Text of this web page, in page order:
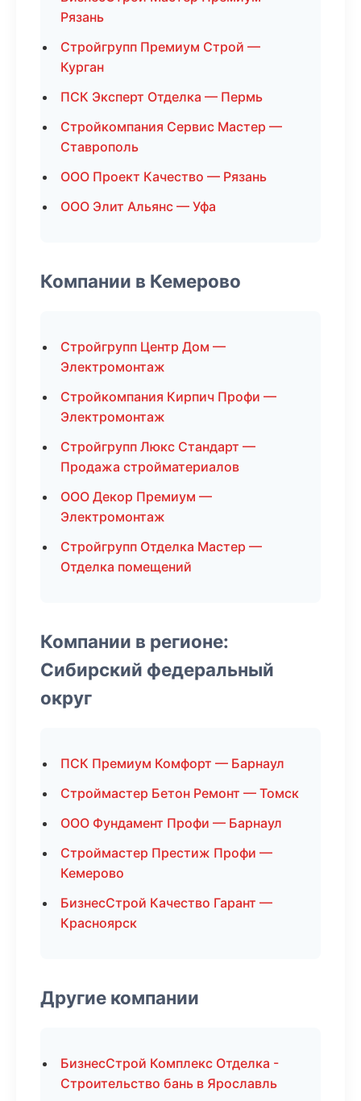
Рязань
Стройгрупп Премиум Строй —
Курган
ПСК Эксперт Отделка — Пермь
Стройкомпания Сервис Мастер —
Ставрополь
ООО Проект Качество — Рязань
ООО Элит Альянс — Уфа
Компании в Кемерово
Стройгрупп Центр Дом —
Электромонтаж
Стройкомпания Кирпич Профи —
Электромонтаж
Стройгрупп Люкс Стандарт —
Продажа стройматериалов
ООО Декор Премиум —
Электромонтаж
Стройгрупп Отделка Мастер —
Отделка помещений
Компании в регионе:
Сибирский федеральный
округ
ПСК Премиум Комфорт — Барнаул
Строймастер Бетон Ремонт — Томск
ООО Фундамент Профи — Барнаул
Строймастер Престиж Профи —
Кемерово
БизнесСтрой Качество Гарант —
Красноярск
Другие компании
БизнесСтрой Комплекс Отделка -
Строительство бань в Ярославль